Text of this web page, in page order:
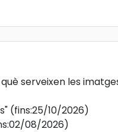
serveixen les
(fins:25/10/2026)
08/2026)